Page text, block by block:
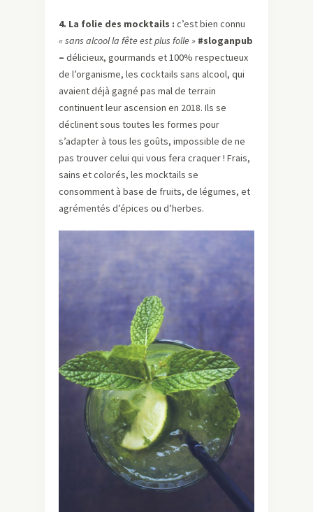
4. La folie des mocktails : c’est bien connu
« sans alcool la fête est plus folle » #sloganpub
– délicieux, gourmands et 100% respectueux
de l’organisme, les cocktails sans alcool, qui
avaient déjà gagné pas mal de terrain
continuent leur ascension en 2018. Ils se
déclinent sous toutes les formes pour
s’adapter à tous les goûts, impossible de ne
pas trouver celui qui vous fera craquer ! Frais,
sains et colorés, les mocktails se
consomment à base de fruits, de légumes, et
agrémentés d’épices ou d’herbes.